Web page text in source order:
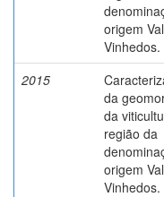
origem
Vinhedos.
2015
da
da
região da
origem
Vinhedos.